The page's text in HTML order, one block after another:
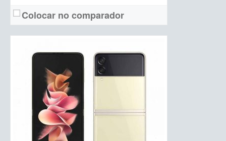
Colocar no comparador
Tela:6,5 polegadas HD+ (externa) + 7,6 polegadas QXGA+ (interna)
Câmera:Tripla (12 MP + 12 MP teleobjetiva +12 MP ultrawide)
Hardware:Snapdragon 888 + 12 GB de RAM + 256/512 GB de armazenamento
Bateria:4400 mAh
Preço de lançamento:R$ 12.799
Ver detalhes →